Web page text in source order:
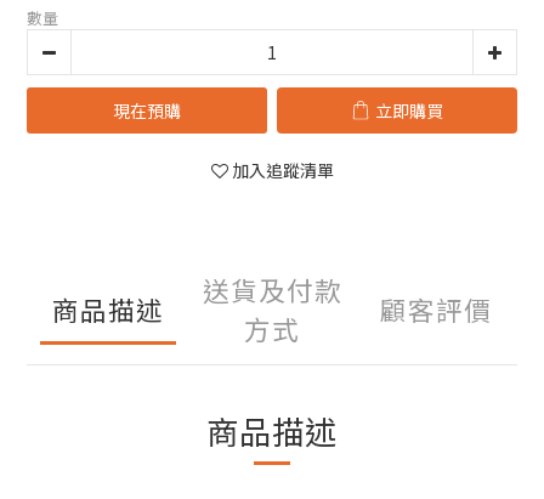
數量
現在預購 立即購買
加入追蹤清單
商品描述
送貨及付款
方式
顧客評價
商品描述